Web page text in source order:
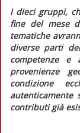
I dieci gruppi,
fine del mese
tematiche
diverse parti
competenze
provenienze
condizione
autenticamente
contributi già